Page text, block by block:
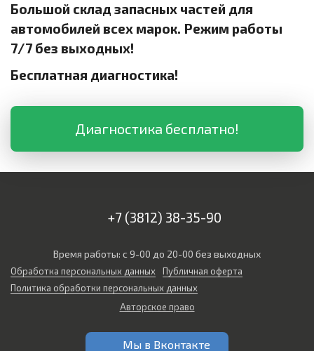
Большой склад запасных частей для
автомобилей всех марок. Режим работы
7/7 без выходных!
Бесплатная диагностика!
Диагностика бесплатно!
+7 (3812) 38-35-90
Время работы: с 9-00 до 20-00 без выходных
Обработка персональных данных
Публичная оферта
Политика обработки персональных данных
Авторское право
Мы в Вконтакте